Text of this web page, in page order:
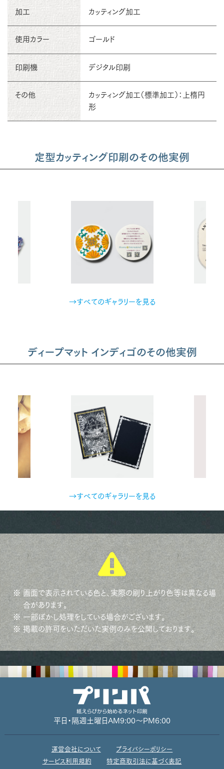
加工 カッティング加工
使用カラー ゴールド
印刷機 デジタル印刷
その他
カッティング加工（標準加工）：上楕円
形
定型カッティング印刷のその他実例
→すべてのギャラリーを見る
ディープマット インディゴのその他実例
→すべてのギャラリーを見る
※ 画面で表示されている色と、実際の刷り上がり色等は異なる場
合があります。
※ 一部ぼかし処理をしている場合がございます。
※ 掲載の許可をいただいた実例のみを公開しております。
平日・隔週土曜日 AM9:00～PM6:00
運営会社について
プライバシーポリシー
サービス利用規約
特定商取引法に基づく表記